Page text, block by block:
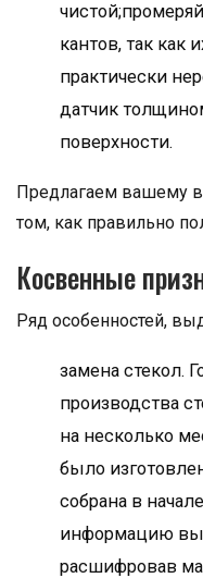
кантов, так как
практически
датчик
поверхности.
Предлагаем вашему
том, как правильно
Косвенные
Ряд особенностей,
замена стекол.
производства
на несколько
было
собрана в
информацию вы
расшифровав